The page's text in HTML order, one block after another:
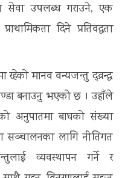
सेवा उपलब्ध गराउने, एक
दिने प्रतिवद्धता
रहेको मानव वन्यजन्तु द्व्रन्द्व
बनाउनु भएको छ । उहाँले
अनुपातमा बाघको संख्या
सञ्चालनका लागि नीतिगत
व्यवस्थापन गर्ने र